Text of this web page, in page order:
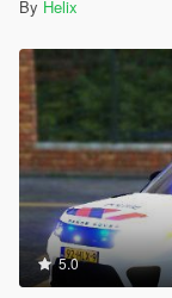
By Helix
5.0